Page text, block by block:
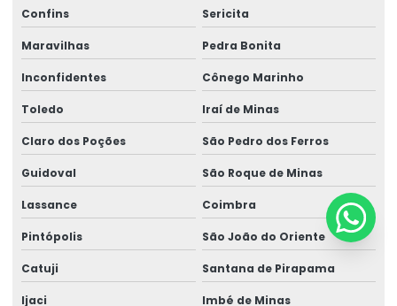
Confins Sericita
Maravilhas Pedra Bonita
Inconfidentes Cônego Marinho
Toledo Iraí de Minas
Claro dos Poções São Pedro dos Ferros
Guidoval São Roque de Minas
Lassance Coimbra
Pintópolis São João do Oriente
Catuji Santana de Pirapama
Ijaci Imbé de Minas